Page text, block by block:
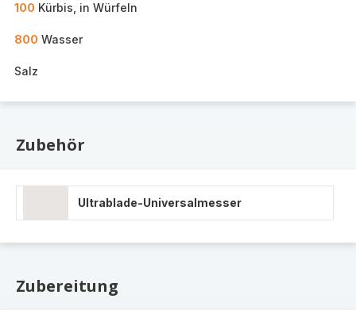
100 Kürbis, in Würfeln
800 Wasser
Salz
Zubehör
Ultrablade-Universalmesser
Zubereitung